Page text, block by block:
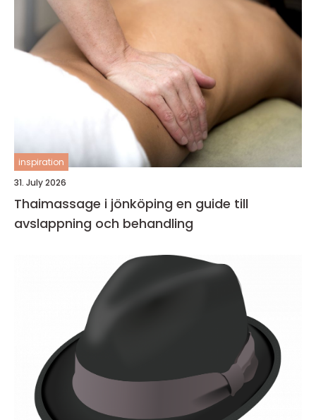
inspiration
31. July 2026
Thaimassage i jönköping en guide till
avslappning och behandling